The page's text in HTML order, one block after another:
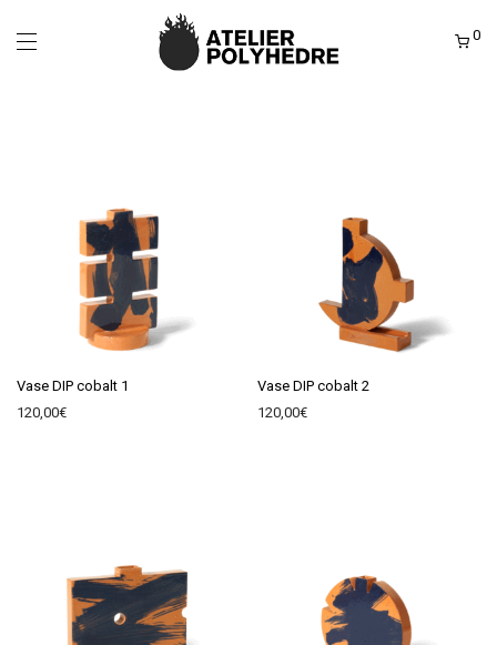
0
Vase DIP cobalt 1
120,00€
Vase DIP cobalt 2
120,00€